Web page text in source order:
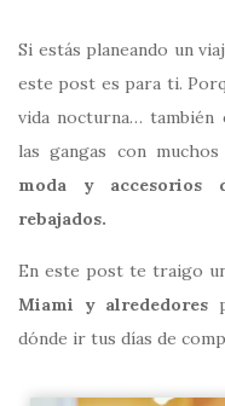
Si estás planeando un
este post es para ti.
vida nocturna… también
las gangas con muchos
moda y accesorios
rebajados.
En este post te traigo
Miami y alrededores
dónde ir tus días de